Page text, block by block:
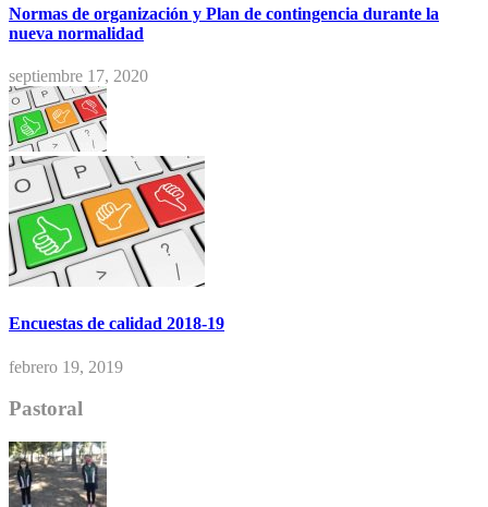
Normas de organización y Plan de contingencia durante la
nueva normalidad
septiembre 17, 2020
Encuestas de calidad 2018-19
febrero 19, 2019
Pastoral